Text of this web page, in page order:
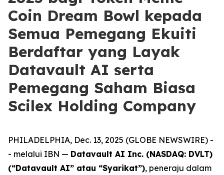
Coin Dream Bowl kepada
Semua Pemegang Ekuiti
Berdaftar yang Layak
Datavault AI serta
Pemegang Saham Biasa
Scilex Holding Company
PHILADELPHIA, Dec. 13, 2025 (GLOBE NEWSWIRE) -
- melalui IBN — Datavault AI Inc. (NASDAQ: DVLT)
(“Datavault AI” atau “Syarikat”), peneraju dalam